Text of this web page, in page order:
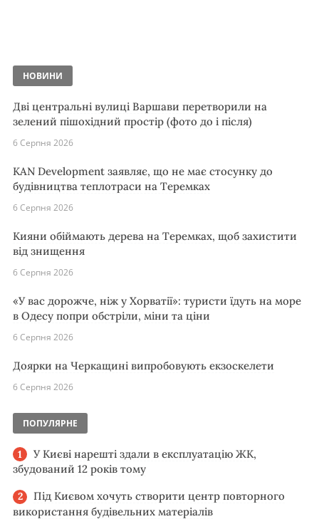
НОВИНИ
Дві центральні вулиці Варшави перетворили на
зелений пішохідний простір (фото до і після)
6 Серпня 2026
KAN Development заявляє, що не має стосунку до
будівництва теплотраси на Теремках
6 Серпня 2026
Кияни обіймають дерева на Теремках, щоб захистити
від знищення
6 Серпня 2026
«У вас дорожче, ніж у Хорватії»: туристи їдуть на море
в Одесу попри обстріли, міни та ціни
6 Серпня 2026
Доярки на Черкащині випробовують екзоскелети
6 Серпня 2026
ПОПУЛЯРНЕ
У Києві нарешті здали в експлуатацію ЖК,
збудований 12 років тому
Під Києвом хочуть створити центр повторного
використання будівельних матеріалів